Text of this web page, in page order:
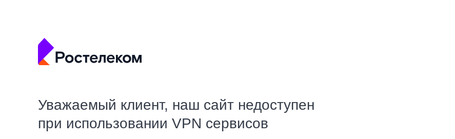
Уважаемый клиент, наш сайт недоступен
при использовании VPN сервисов